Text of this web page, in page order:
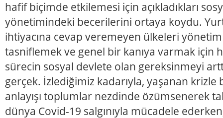
hafif biçimde etkilemesi için açıkladıkları
yönetimindeki becerilerini ortaya koydu.
ihtiyacına cevap veremeyen ülkeleri
tasniflemek ve genel bir kanıya varmak için
sürecin sosyal devlete olan gereksinmeyi
gerçek. İzlediğimiz kadarıyla, yaşanan krizle
anlayışı toplumlar nezdinde özümsenerek
dünya Covid-19 salgınıyla mücadele